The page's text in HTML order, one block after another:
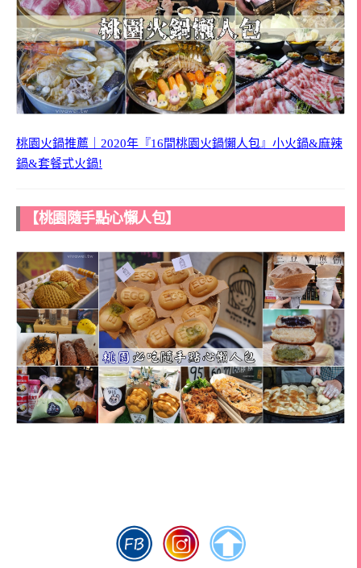
桃園火鍋推薦｜2020年『16間桃園火鍋懶人包』小火鍋&麻辣
鍋&套餐式火鍋!
【桃園隨手點心懶人包】